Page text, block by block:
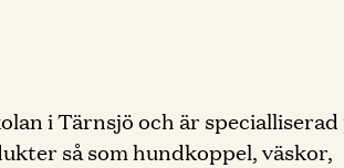
i Tärnsjö och är specialliserad
så som hundkoppel, väskor,